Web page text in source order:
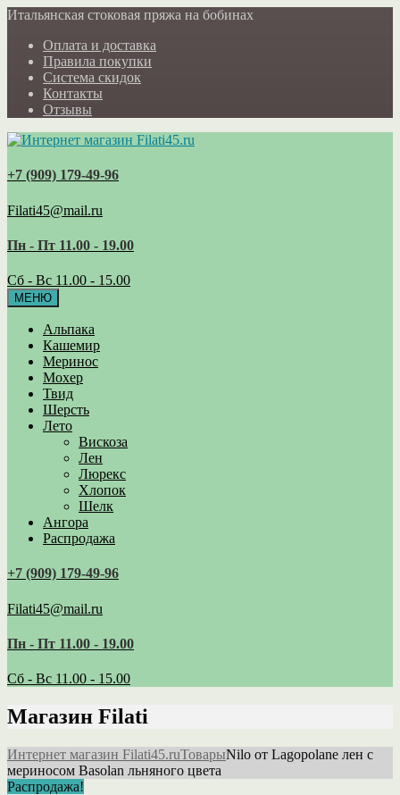
Итальянская стоковая пряжа на бобинах
Оплата и доставка
Правила покупки
Система скидок
Контакты
Отзывы
+7 (909) 179‑49-96
Filati45@mail.ru
Пн - Пт 11.00 - 19.00
Сб - Вс 11.00 - 15.00
МЕНЮ
Альпака
Кашемир
Меринос
Мохер
Твид
Шерсть
Лето
Вискоза
Лен
Люрекс
Хлопок
Шелк
Ангора
Распродажа
+7 (909) 179‑49-96
Filati45@mail.ru
Пн - Пт 11.00 - 19.00
Сб - Вс 11.00 - 15.00
Магазин Filati
Интернет магазин Filati45.ruТоварыNilo от Lagopolane лен c
мериносом Basolan льняного цвета
Распродажа!